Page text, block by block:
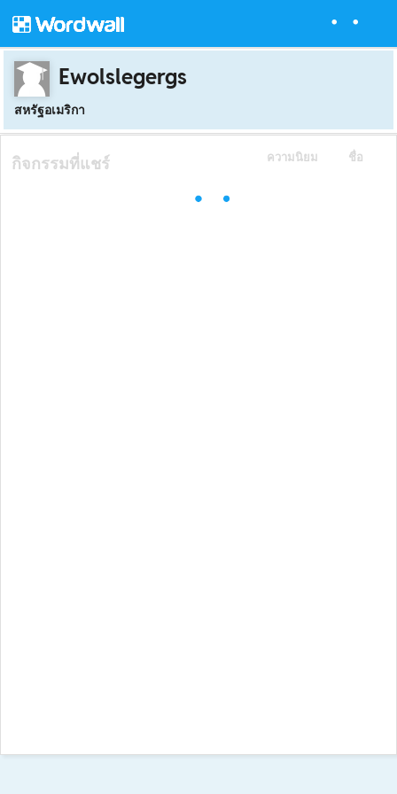
Ewolslegergs
สหรัฐอเมริกา
ความนิยม ชื่อ
กิจกรรมที่แชร์